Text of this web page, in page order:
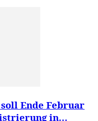
Ende Februar
in...